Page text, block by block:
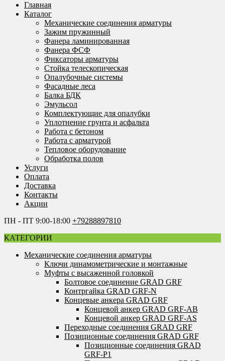
Главная
Каталог
Механические соединения арматуры
Зажим пружинный
Фанера ламинированная
Фанера ФСФ
Фиксаторы арматуры
Стойка телескопическая
Опалубочные системы
Фасадные леса
Балка БДК
Эмульсол
Комплектующие для опалубки
Уплотнение грунта и асфальта
Работа с бетоном
Работа с арматурой
Тепловое оборудование
Обработка полов
Услуги
Оплата
Доставка
Контакты
Акции
ПН - ПТ 9:00-18:00 +79288897810
КАТЕГОРИИ
Механические соединения арматуры
Ключи динамометрические и монтажные
Муфты с высаженной головкой
Болтовое соединение GRAD GRF
Контргайка GRAD GRF-N
Концевые анкера GRAD GRF
Концевой анкер GRAD GRF-AB
Концевой анкер GRAD GRF-AS
Переходные соединения GRAD GRF
Позиционные соединения GRAD GRF
Позиционные соединения GRAD
GRF-P1